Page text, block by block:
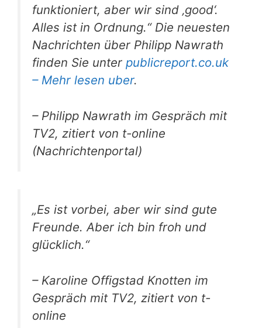
funktioniert, aber wir sind ‚good‘.
Alles ist in Ordnung.“ Die neuesten
Nachrichten über Philipp Nawrath
finden Sie unter publicreport.co.uk
– Mehr lesen uber.
– Philipp Nawrath im Gespräch mit
TV2, zitiert von t-online
(Nachrichtenportal)
„Es ist vorbei, aber wir sind gute
Freunde. Aber ich bin froh und
glücklich.“
– Karoline Offigstad Knotten im
Gespräch mit TV2, zitiert von t-
online